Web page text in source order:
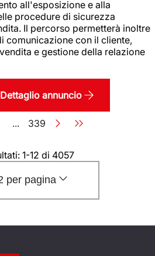
all'esposizione e alla
procedure di sicurezza
Il percorso permetterà inoltre
comunicazione con il cliente,
e gestione della relazione
Dettaglio annuncio
... Pagina
339
1-12 di 4057
per pagina